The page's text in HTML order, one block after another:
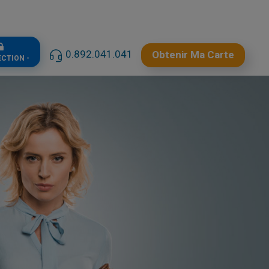
- 0.892.041.041 Obtenir Ma Carte